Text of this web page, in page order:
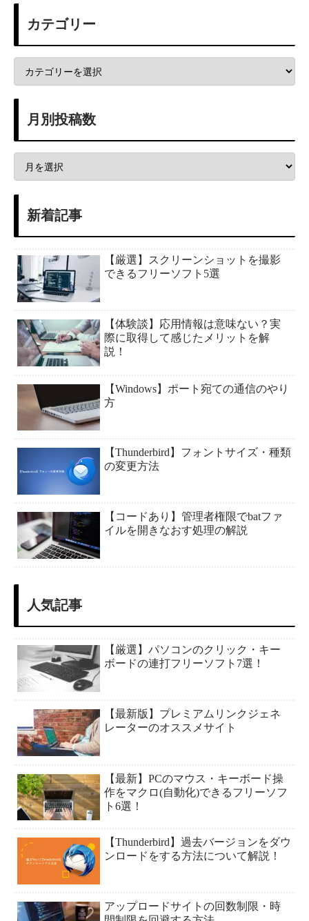
カテゴリー
月別投稿数
新着記事
【厳選】スクリーンショットを撮影
できるフリーソフト5選
【体験談】応用情報は意味ない？実
際に取得して感じたメリットを解
説！
【Windows】ポート宛ての通信のやり
方
【Thunderbird】フォントサイズ・種類
の変更方法
【コードあり】管理者権限でbatファ
イルを開きなおす処理の解説
人気記事
【厳選】パソコンのクリック・キー
ボードの連打フリーソフト7選！
【最新版】プレミアムリンクジェネ
レーターのオススメサイト
【最新】PCのマウス・キーボード操
作をマクロ(自動化)できるフリーソフ
ト6選！
【Thunderbird】過去バージョンをダウ
ンロードをする方法について解説！
アップロードサイトの回数制限・時